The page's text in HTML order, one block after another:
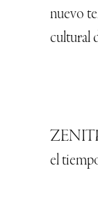
nuevo
cultural
el